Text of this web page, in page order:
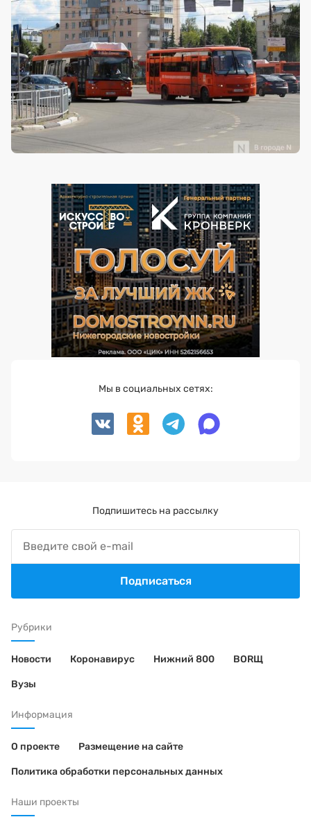
Рубрики
Новости Коронавирус Нижний 800 BORЩ
Вузы
Информация
О проекте Размещение на сайте
Политика обработки персональных данных
Наши проекты
Мы в социальных сетях:
Подпишитесь на рассылку
Подписаться